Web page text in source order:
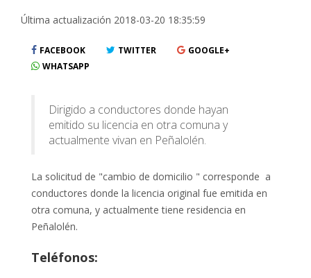
Última actualización 2018-03-20 18:35:59
FACEBOOK TWITTER
GOOGLE+
WHATSAPP
Dirigido a conductores donde hayan
emitido su licencia en otra comuna y
actualmente vivan en Peñalolén.
La solicitud de "cambio de domicilio " corresponde a
conductores donde la licencia original fue emitida en
otra comuna, y actualmente tiene residencia en
Peñalolén.
Teléfonos: